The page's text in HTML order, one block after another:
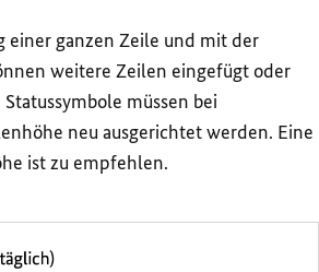
einer ganzen Zeile und mit der
weitere Zeilen eingefügt oder
müssen bei
neu ausgerichtet werden. Eine
ist zu empfehlen.